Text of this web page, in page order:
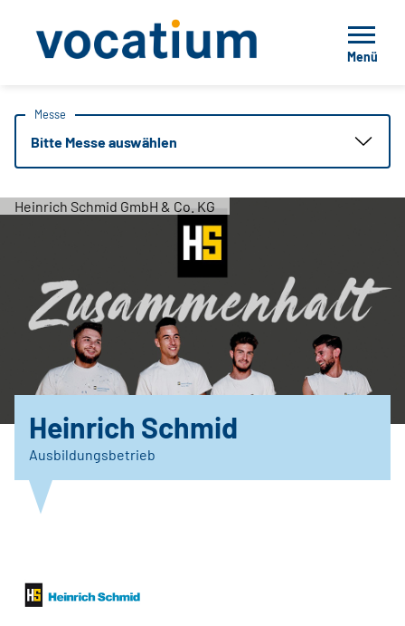
Menü
Messe
Bitte Messe auswählen
Heinrich Schmid GmbH & Co. KG
Heinrich Schmid
Ausbildungsbetrieb